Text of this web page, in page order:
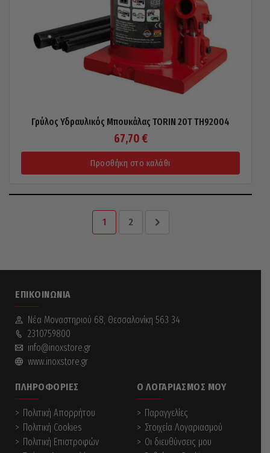
Γρύλος Υδραυλικός Μπουκάλας TORIN 20T TH92004
67,70 €
Προσθήκη στο καλάθι
1 2
ΕΠΙΚΟΙΝΩΝΊΑ
Νέα Mοναστηριού 68, Θεσσαλονίκη 563 34
2310759800
info@inoxstore.gr
www.inoxstore.gr
ΠΛΗΡΟΦΟΡΊΕΣ
Πολιτική Απορρήτου
Πολιτική Cookies
Πολιτική Επιστροφών
Ο ΛΟΓΑΡΙΑΣΜΌΣ ΜΟΥ
Παραγγελίες
Στοιχεία Λογαριασμού
Οι διευθύνσεις μου